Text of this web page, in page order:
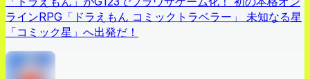
ラインRPG「ドラえもん コミックトラベラー」 未知なる星
「コミック星」へ出発だ！